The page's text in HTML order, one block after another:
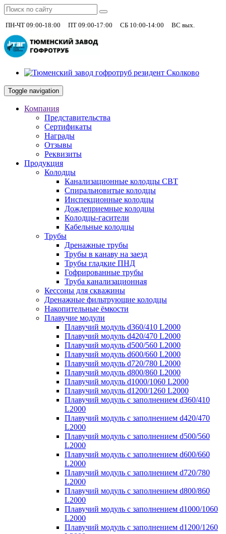
ПН-ЧТ 09:00-18:00 ПТ 09:00-17:00 СБ 10:00-14:00 ВС вых.
Toggle navigation
Компания
Представительства
Сертификаты
Награды
Отзывы
Реквизиты
Продукция
Колодцы
Канализационные колодцы СВТ
Спиральновитые колодцы
Инспекционные колодцы
Дождеприемные колодцы
Колодцы-гасители
Кабельные колодцы
Трубы
Дренажные трубы
Трубы в канаву на заезд
Трубы гладкие ПНД
Гофрированные трубы
Труба канализационная
Кессоны для скважины
Дренажные фильтрующие колодцы
Накопительные ёмкости
Плавучие модули
Плавучий модуль d360/410 L2000
Плавучий модуль d420/470 L2000
Плавучий модуль d500/560 L2000
Плавучий модуль d600/660 L2000
Плавучий модуль d720/780 L2000
Плавучий модуль d800/860 L2000
Плавучий модуль d1000/1060 L2000
Плавучий модуль d1200/1260 L2000
Плавучий модуль с заполнением d360/410
L2000
Плавучий модуль с заполнением d420/470
L2000
Плавучий модуль с заполнением d500/560
L2000
Плавучий модуль с заполнением d600/660
L2000
Плавучий модуль с заполнением d720/780
L2000
Плавучий модуль с заполнением d800/860
L2000
Плавучий модуль с заполнением d1000/1060
L2000
Плавучий модуль с заполнением d1200/1260